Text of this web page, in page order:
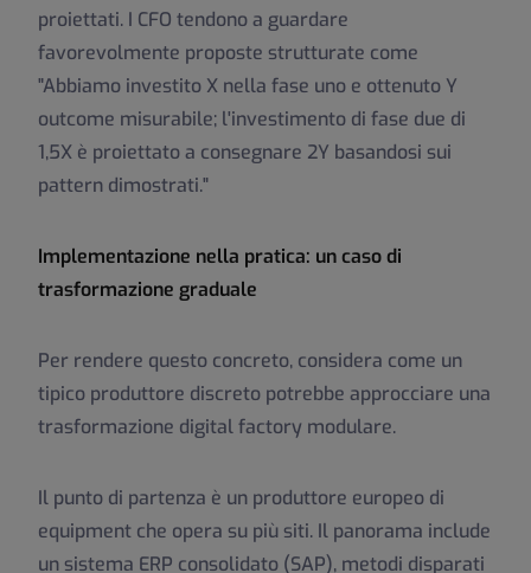
proiettati. I CFO tendono a guardare
favorevolmente proposte strutturate come
"Abbiamo investito X nella fase uno e ottenuto Y
outcome misurabile; l'investimento di fase due di
1,5X è proiettato a consegnare 2Y basandosi sui
pattern dimostrati."
Implementazione nella pratica: un caso di
trasformazione graduale
Per rendere questo concreto, considera come un
tipico produttore discreto potrebbe approcciare una
trasformazione digital factory modulare.
Il punto di partenza è un produttore europeo di
equipment che opera su più siti. Il panorama include
un sistema ERP consolidato (SAP), metodi disparati